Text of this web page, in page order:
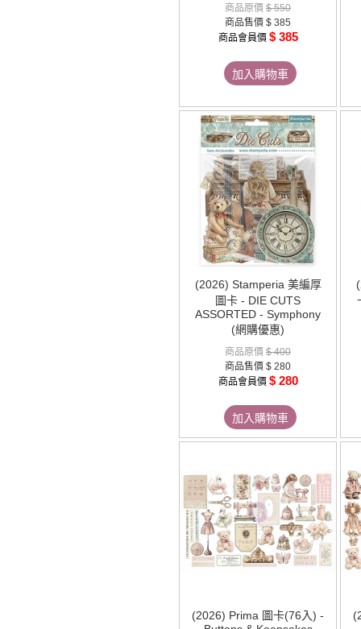
商品原價 $ 550
商品售價 $ 385
商品會員價 $ 385
加入購物車
(2026) Stamperia 美編厚
圖卡 - DIE CUTS
ASSORTED - Symphony
(網購優惠)
商品原價 $ 400
商品售價 $ 280
商品會員價 $ 280
加入購物車
(2026) Prima 圖卡(76入) -